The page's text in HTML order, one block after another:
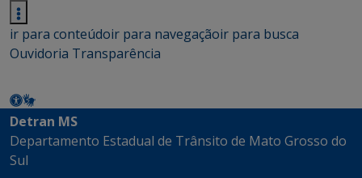
ir para conteúdoir para navegaçãoir para busca
Ouvidoria Transparência
Detran MS
Departamento Estadual de Trânsito de Mato Grosso do
Sul